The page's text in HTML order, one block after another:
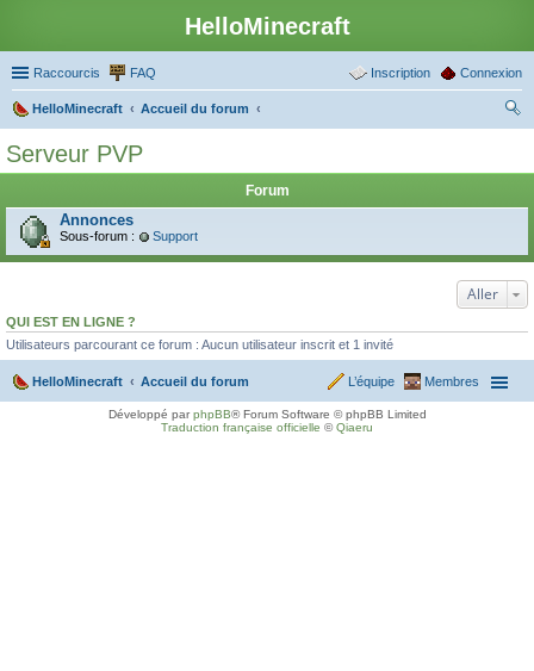
HelloMinecraft
Raccourcis FAQ Connexion
Inscription
HelloMinecraft
Accueil du forum
Serveur PVP
Forum
Annonces
Sous-forum : Support
Aller
QUI EST EN LIGNE ?
Utilisateurs parcourant ce forum : Aucun utilisateur inscrit et 1 invité
HelloMinecraft Accueil du forum Membres
L’équipe
Développé parphpBB® Forum Software © phpBB Limited
Traduction française officielle ©Qiaeru